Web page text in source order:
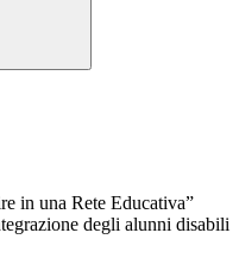
in una Rete Educativa”
degli alunni disabili